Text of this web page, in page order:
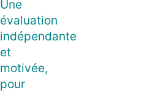
Une
évaluation
indépendante
et
motivée,
pour